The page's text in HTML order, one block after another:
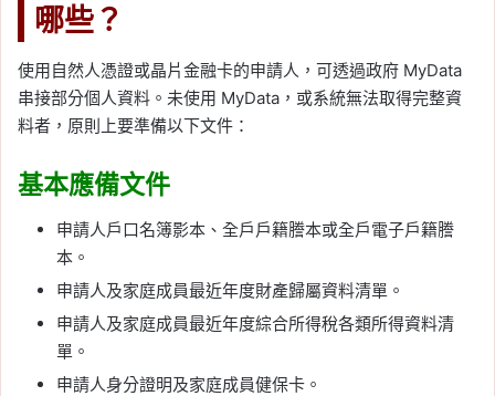
哪些？
使用自然人憑證或晶片金融卡的申請人，可透過政府 MyData
串接部分個人資料。未使用 MyData，或系統無法取得完整資
料者，原則上要準備以下文件：
基本應備文件
申請人戶口名簿影本、全戶戶籍謄本或全戶電子戶籍謄
本。
申請人及家庭成員最近年度財產歸屬資料清單。
申請人及家庭成員最近年度綜合所得稅各類所得資料清
單。
申請人身分證明及家庭成員健保卡。